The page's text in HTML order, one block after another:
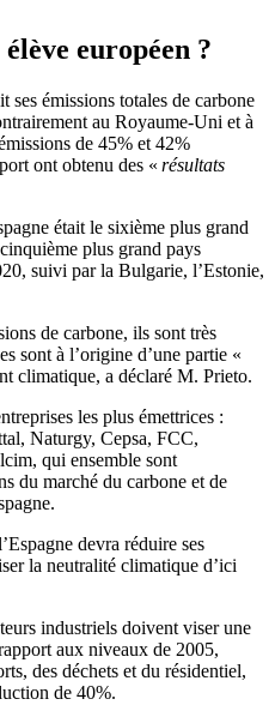
européen ?
ses émissions totales de carbone
au Royaume-Uni et à
de 45% et 42%
ont obtenu des « résultats
était le sixième plus grand
plus grand pays
suivi par la Bulgarie, l’Estonie,
de carbone, ils sont très
sont à l’origine d’une partie «
climatique, a déclaré M. Prieto.
les plus émettrices :
Naturgy, Cepsa, FCC,
qui ensemble sont
du marché du carbone et de
devra réduire ses
la neutralité climatique d’ici
industriels doivent viser une
aux niveaux de 2005,
des déchets et du résidentiel,
de 40%.